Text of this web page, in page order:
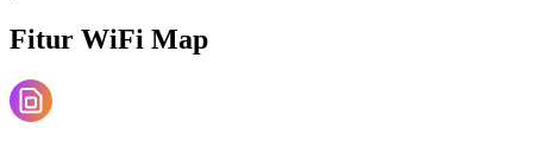
Fitur WiFi Map